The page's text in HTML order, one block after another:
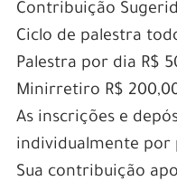
Contribuição
Ciclo de palestra
Palestra por dia R$
Minirretiro R$
As inscrições e
individualmente por
Sua contribuição